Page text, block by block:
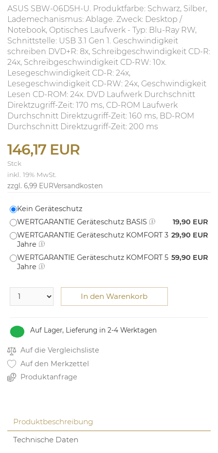
ASUS SBW-06D5H-U. Produktfarbe: Schwarz, Silber,
Lademechanismus: Ablage. Zweck: Desktop /
Notebook, Optisches Laufwerk - Typ: Blu-Ray RW,
Schnittstelle: USB 3.1 Gen 1. Geschwindigkeit
schreiben DVD+R: 8x, Schreibgeschwindigkeit CD-R:
24x, Schreibgeschwindigkeit CD-RW: 10x.
Lesegeschwindigkeit CD-R: 24x,
Lesegeschwindigkeit CD-RW: 24x, Geschwindigkeit
Lesen CD-ROM: 24x. DVD Laufwerk Durchschnitt
Direktzugriff-Zeit: 170 ms, CD-ROM Laufwerk
Durchschnitt Direktzugriff-Zeit: 160 ms, BD-ROM
Durchschnitt Direktzugriff-Zeit: 200 ms
146,17 EUR
Stck
inkl. 19% MwSt.
zzgl. 6,99 EURVersandkosten
Auf Lager, Lieferung in 2-4 Werktagen
Kein Geräteschutz
WERTGARANTIE Geräteschutz BASIS
19,90 EUR
WERTGARANTIE Geräteschutz KOMFORT 3
Jahre
29,90 EUR
WERTGARANTIE Geräteschutz KOMFORT 5
Jahre
59,90 EUR
In den Warenkorb
Auf die Vergleichsliste
Auf den Merkzettel
Produktanfrage
Produktbeschreibung
Technische Daten